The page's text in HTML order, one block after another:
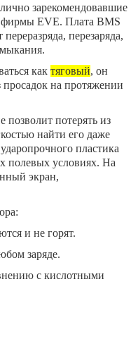
зарекомендовавшие
фирмы EVE. Плата BMS
перезаряда,
как тяговый, он
просадок на протяжении
потерять из
найти его даже
пластика
полевых условиях. На
экран,
и не горят.
заряде.
с кислотными